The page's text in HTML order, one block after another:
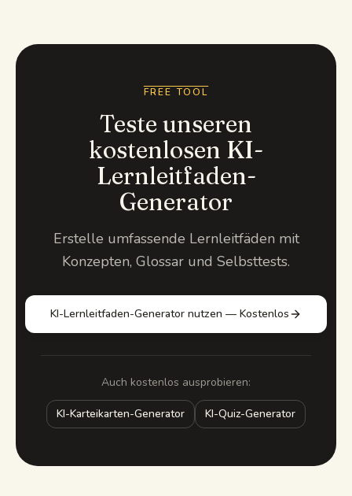
FREE TOOL
Teste unseren
kostenlosen KI-
Lernleitfaden-
Generator
Erstelle umfassende Lernleitfäden mit
Konzepten, Glossar und Selbsttests.
KI-Lernleitfaden-Generator nutzen — Kostenlos
Auch kostenlos ausprobieren:
KI-Karteikarten-Generator KI-Quiz-Generator